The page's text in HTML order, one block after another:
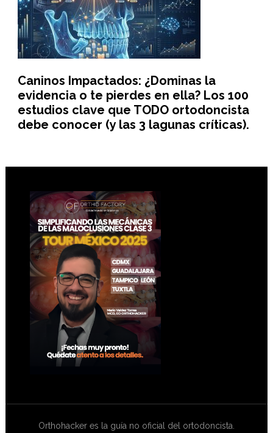
Caninos Impactados: ¿Dominas la
evidencia o te pierdes en ella? Los 100
estudios clave que TODO ortodoncista
debe conocer (y las 3 lagunas críticas).
Footer
Orthohacker es la guía no oficial del ortodoncista.